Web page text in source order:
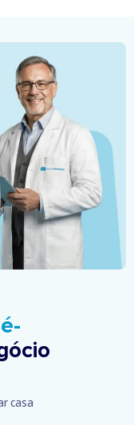
casa